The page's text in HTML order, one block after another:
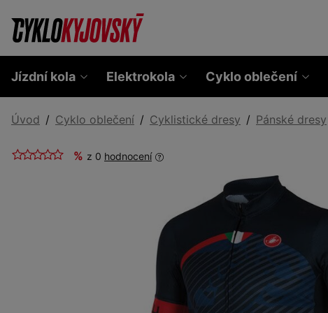
Jízdní kola Elektrokola Cyklo oblečení
Úvod Cyklo oblečení Cyklistické dresy Pánské dresy
% z 0 hodnocení